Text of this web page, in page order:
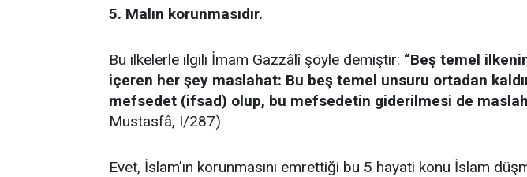
5. Malın korunmasıdır.
Bu ilkelerle ilgili İmam Gazzâlî şöyle demiştir: “Beş temel
içeren her şey maslahat: Bu beş temel unsuru ortadan
mefsedet (ifsad) olup, bu mefsedetin giderilmesi de
Mustasfâ, I/287)
Evet, İslam’ın korunmasını emrettiği bu 5 hayati konu İslam